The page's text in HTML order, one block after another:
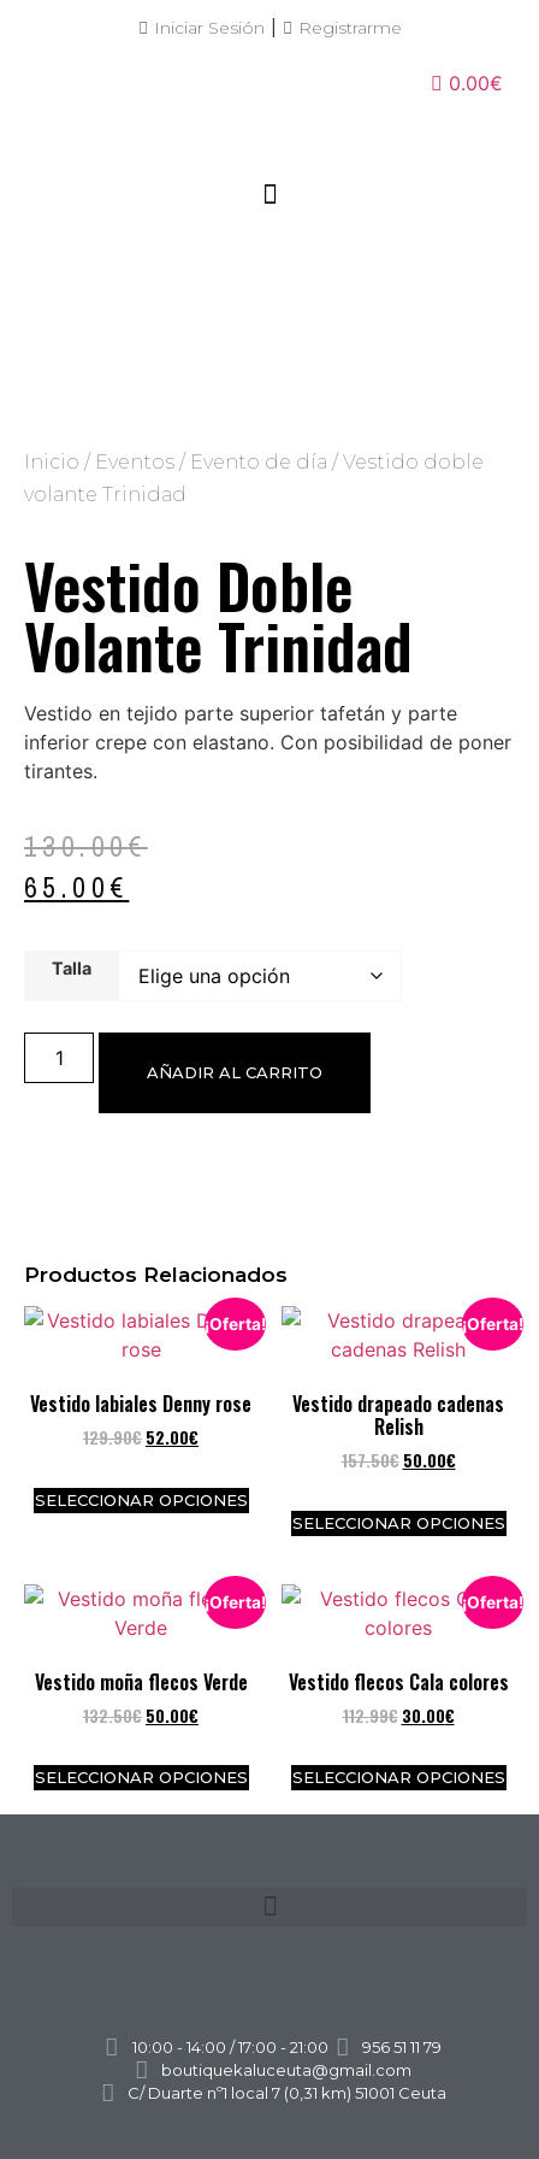
Iniciar Sesión Registrarme
0.00€
Inicio / Eventos / Evento de día / Vestido doble
volante Trinidad
Vestido Doble
Volante Trinidad
Vestido en tejido parte superior tafetán y parte
inferior crepe con elastano. Con posibilidad de poner
tirantes.
130.00€
65.00€
Talla
AÑADIR AL CARRITO
Productos Relacionados
¡Oferta!
Vestido labiales Denny rose
129.90€ 52.00€
SELECCIONAR OPCIONES
¡Oferta!
Vestido drapeado cadenas
Relish
157.50€ 50.00€
SELECCIONAR OPCIONES
¡Oferta!
Vestido moña flecos Verde
132.50€ 50.00€
SELECCIONAR OPCIONES
¡Oferta!
Vestido flecos Cala colores
112.99€ 30.00€
SELECCIONAR OPCIONES
10:00 - 14:00 / 17:00 - 21:00
956 51 11 79
boutiquekaluceuta@gmail.com
C/ Duarte nº1 local 7 (0,31 km) 51001 Ceuta